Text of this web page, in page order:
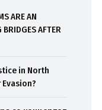
ARE AN
AFTER
in North